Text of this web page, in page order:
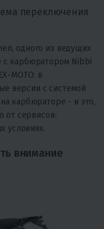
переключения
одного из ведущих
с карбюратором Nibbi
MOTO: в
версии с системой
карбюраторе - и это,
от сервисов:
условиях.
внимание